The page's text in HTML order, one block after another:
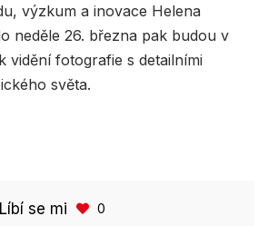
výzkum a inovace Helena
neděle 26. března pak budou v
vidění fotografie s detailními
světa.
Líbí se mi 0